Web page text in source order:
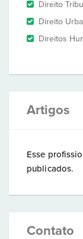
Direito
Direito
Direitos
Artigos
Esse
publicados.
Contato